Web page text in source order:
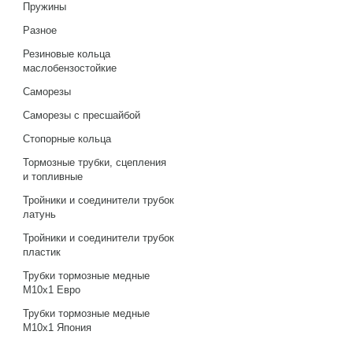
Пружины
Разное
Резиновые кольца
маслобензостойкие
Саморезы
Саморезы с пресшайбой
Стопорные кольца
Тормозные трубки, сцепления
и топливные
Тройники и соединители трубок
латунь
Тройники и соединители трубок
пластик
Трубки тормозные медные
М10х1 Евро
Трубки тормозные медные
М10х1 Япония